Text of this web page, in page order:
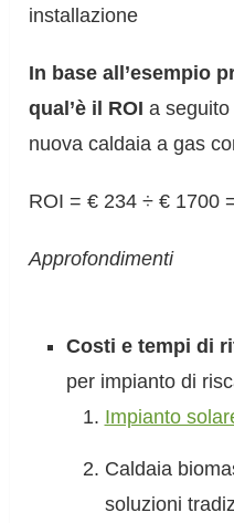
installazione
In base all’esempio
qual’è il ROI a seguito
nuova caldaia a gas
ROI = € 234 ÷ € 1700
Approfondimenti
Costi e tempi di
per impianto di
Impianto
Caldaia
soluzioni